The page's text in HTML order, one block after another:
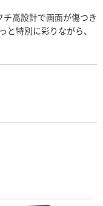
高設計で画面が傷つき
と特別に彩りながら、